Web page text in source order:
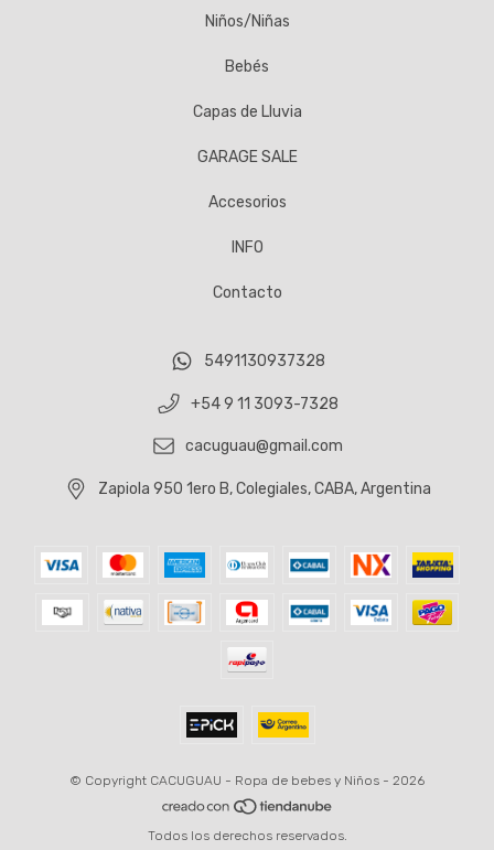
Niños/Niñas
Bebés
Capas de Lluvia
GARAGE SALE
Accesorios
INFO
Contacto
5491130937328
+54 9 11 3093-7328
cacuguau@gmail.com
Zapiola 950 1ero B, Colegiales, CABA, Argentina
© Copyright CACUGUAU - Ropa de bebes y Niños - 2026
Todos los derechos reservados.